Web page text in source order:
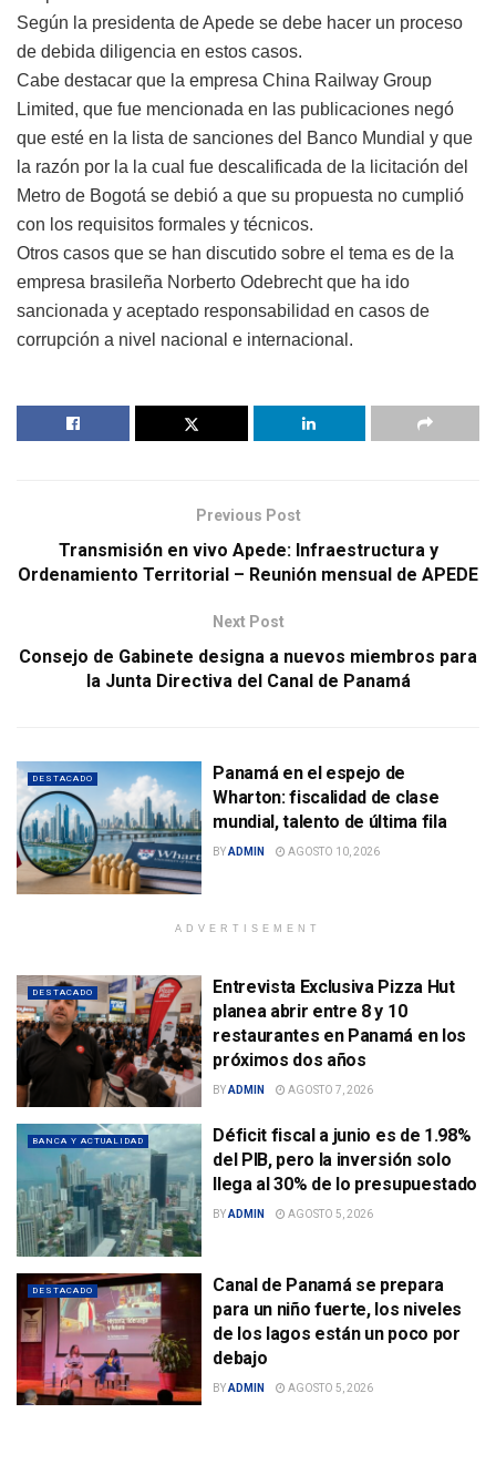
Según la presidenta de Apede se debe hacer un proceso
de debida diligencia en estos casos.
Cabe destacar que la empresa China Railway Group
Limited, que fue mencionada en las publicaciones negó
que esté en la lista de sanciones del Banco Mundial y que
la razón por la la cual fue descalificada de la licitación del
Metro de Bogotá se debió a que su propuesta no cumplió
con los requisitos formales y técnicos.
Otros casos que se han discutido sobre el tema es de la
empresa brasileña Norberto Odebrecht que ha ido
sancionada y aceptado responsabilidad en casos de
corrupción a nivel nacional e internacional.
Previous Post
Transmisión en vivo Apede: Infraestructura y
Ordenamiento Territorial – Reunión mensual de APEDE
Next Post
Consejo de Gabinete designa a nuevos miembros para
la Junta Directiva del Canal de Panamá
DESTACADO
Panamá en el espejo de
Wharton: fiscalidad de clase
mundial, talento de última fila
BYADMIN AGOSTO 10, 2026
ADVERTISEMENT
DESTACADO
Entrevista Exclusiva Pizza Hut
planea abrir entre 8 y 10
restaurantes en Panamá en los
próximos dos años
BYADMIN AGOSTO 7, 2026
BANCA Y ACTUALIDAD
Déficit fiscal a junio es de 1.98%
del PIB, pero la inversión solo
llega al 30% de lo presupuestado
BYADMIN AGOSTO 5, 2026
DESTACADO
Canal de Panamá se prepara
para un niño fuerte, los niveles
de los lagos están un poco por
debajo
BYADMIN AGOSTO 5, 2026